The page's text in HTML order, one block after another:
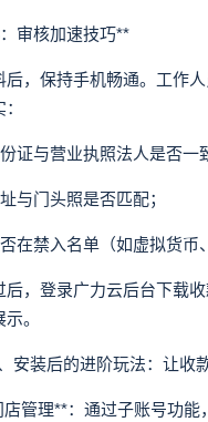
核加速技巧**
保持手机畅通。工作人
与营业执照法人是否一
门头照是否匹配；
禁入名单（如虚拟货币、
登录广力云后台下载收
。
装后的进阶玩法：让收
理**：通过子账号功能